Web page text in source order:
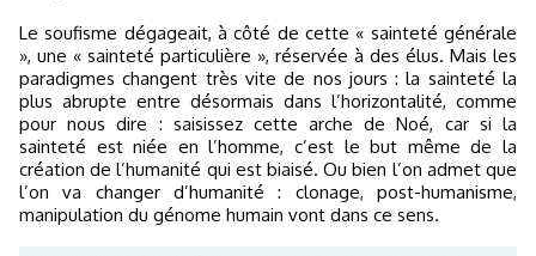
Le soufisme dégageait, à côté de cette « sainteté générale
», une « sainteté particulière », réservée à des élus. Mais les
paradigmes changent très vite de nos jours : la sainteté la
plus abrupte entre désormais dans l’horizontalité, comme
pour nous dire : saisissez cette arche de Noé, car si la
sainteté est niée en l’homme, c’est le but même de la
création de l’humanité qui est biaisé. Ou bien l’on admet que
l’on va changer d’humanité : clonage, post-humanisme,
manipulation du génome humain vont dans ce sens.